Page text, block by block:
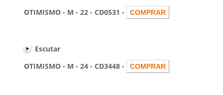
OTIMISMO - M - 22 - CD0531 -
Escutar
OTIMISMO - M - 24 - CD3448 -